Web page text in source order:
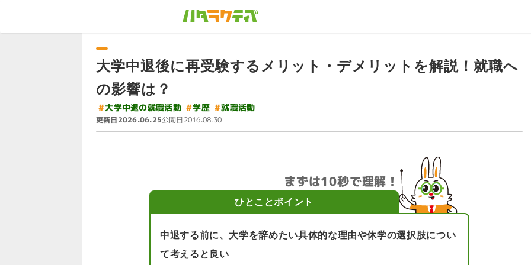
大学中退後に再受験するメリット・デメリットを解説！就職へ
の影響は？
#大学中退の就職活動 #学歴 #就職活動
更新日2026.06.25公開日2016.08.30
まずは10秒で理解！
ひとことポイント
中退する前に、大学を辞めたい具体的な理由や休学の選択肢につい
て考えると良い